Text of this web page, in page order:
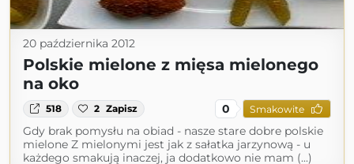
20 października 2012
Polskie mielone z mięsa mielonego
na oko
518 2 Zapisz 0 Smakowite
Gdy brak pomysłu na obiad - nasze stare dobre polskie
mielone Z mielonymi jest jak z sałatka jarzynową - u
każdego smakują inaczej, ja dodatkowo nie mam (...)